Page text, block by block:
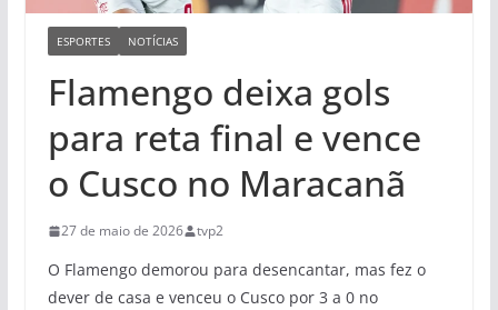
ESPORTES NOTÍCIAS
Flamengo deixa gols
para reta final e vence
o Cusco no Maracanã
27 de maio de 2026 tvp2
O Flamengo demorou para desencantar, mas fez o
dever de casa e venceu o Cusco por 3 a 0 no